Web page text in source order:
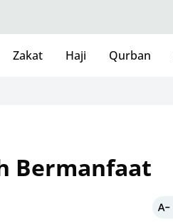
Zakat Haji Qurban
Bermanfaat